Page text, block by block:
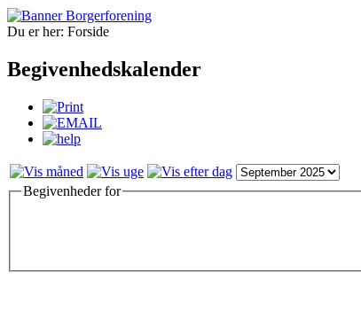
Du er her: Forside
Begivenhedskalender
Begivenheder for